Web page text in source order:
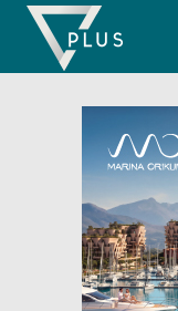
Skip
content